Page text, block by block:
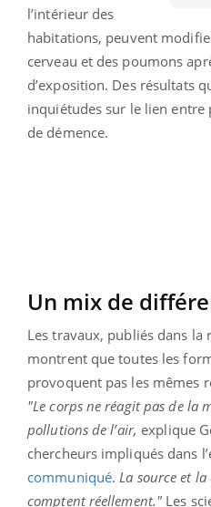
l’intérieur des
habitations, peuvent
cerveau et des poumons
d’exposition. Des résultats
inquiétudes sur le lien entre
de démence.
Un mix de
Les travaux, publiés dans la
montrent que toutes les
provoquent pas les mêmes
"Le corps ne réagit pas de la
pollutions de l’air, explique
chercheurs impliqués dans
communiqué. La source et
comptent réellement." Les